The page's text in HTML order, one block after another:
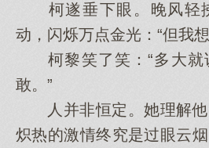
柯遂垂下眼。晚风轻
动，闪烁万点金光：“但我
柯黎笑了笑：“多大就
敢。”
人并非恒定。她理解他
炽热的激情终究是过眼云